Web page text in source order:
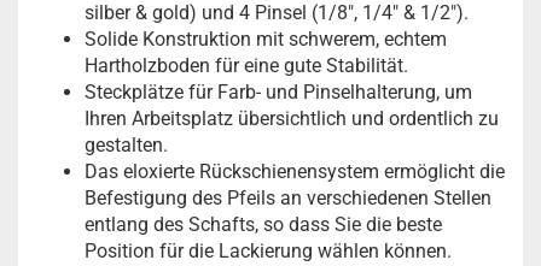
silber & gold) und 4 Pinsel (1/8", 1/4" & 1/2").
Solide Konstruktion mit schwerem, echtem
Hartholzboden für eine gute Stabilität.
Steckplätze für Farb- und Pinselhalterung, um
Ihren Arbeitsplatz übersichtlich und ordentlich zu
gestalten.
Das eloxierte Rückschienensystem ermöglicht die
Befestigung des Pfeils an verschiedenen Stellen
entlang des Schafts, so dass Sie die beste
Position für die Lackierung wählen können.